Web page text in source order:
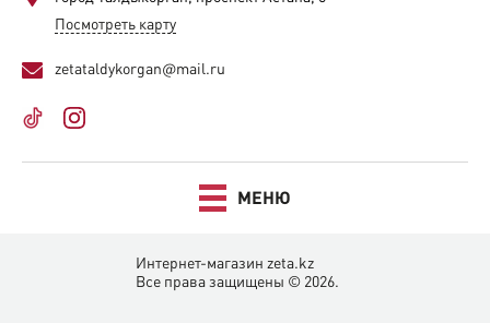
Посмотреть карту
zetataldykorgan@mail.ru
МЕНЮ
Интернет-магазин zeta.kz
Все права защищены © 2026.